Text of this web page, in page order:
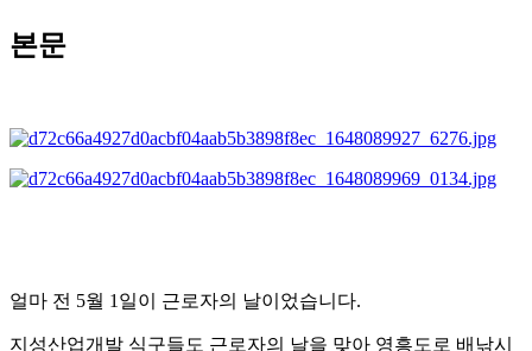
본문
얼마 전 5월 1일이 근로자의 날이었습니다.
지성산업개발 식구들도 근로자의 날을 맞아 영흥도로 배낚시